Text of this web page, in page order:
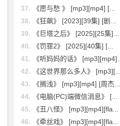
37.
《愿与愁 》 [mp3][mp4] [...
38.
《狂飙》 [2023][39集] [剧...
39.
《巨塔之后》 [2025][25集]...
40.
《罚罪2》 [2025][40集] [...
41.
《听妈妈的话》 [mp3][mp4]...
42.
《这世界那么多人》 [mp3][...
43.
《搁浅》 [mp3][mp4] [周杰...
44.
《电脑(PC)端微信消息》 [...
45.
《丑八怪》 [mp3][mp4][fla...
46.
《牵丝戏》 [mp3][mp4][fla...